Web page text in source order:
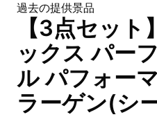
過去の提供景品
【3点セット
ックス パー
ル パフォー
ラーゲン(シ